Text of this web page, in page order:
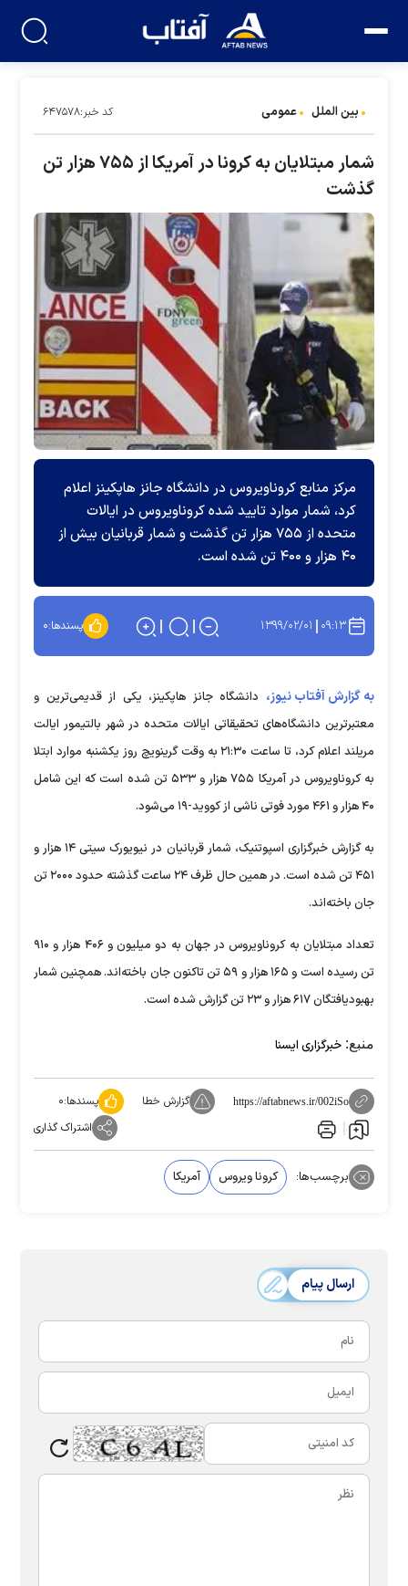
بین الملل عمومی کد خبر:۶۴۷۵۷۸
شمار مبتلایان به کرونا در آمریکا از ۷۵۵ هزار تن
گذشت
مرکز منابع کروناویروس در دانشگاه جانز هاپکینز اعلام
کرد، شمار موارد تایید شده کروناویروس در ایالات
متحده از ۷۵۵ هزار تن گذشت و شمار قربانیان بیش از
۴۰ هزار و ۴۰۰ تن شده است.
۰۹:۱۳ ۱۳۹۹/۰۲/۰۱ پسندها:۰
به گزارش آفتاب نیوز، دانشگاه جانز هاپکینز، یکی از قدیمی‌ترین و
معتبرترین دانشگاه‌های تحقیقاتی ایالات متحده در شهر بالتیمور ایالت
مریلند اعلام کرد، تا ساعت ۲۱:۳۰ به وقت گرینویچ روز یکشنبه موارد ابتلا
به کروناویروس در آمریکا ۷۵۵ هزار و ۵۳۳ تن شده است که این شامل
۴۰ هزار و ۴۶۱ مورد فوتی ناشی از کووید-۱۹ می‌شود.
به گزارش خبرگزاری اسپوتنیک، شمار قربانیان در نیویورک سیتی ۱۴ هزار و
۴۵۱ تن شده است. در همین حال ظرف ۲۴ ساعت گذشته حدود ۲۰۰۰ تن
جان باخته‌اند.
تعداد مبتلایان به کروناویروس در جهان به دو میلیون و ۴۰۶ هزار و ۹۱۰
تن رسیده است و ۱۶۵ هزار و ۵۹ تن تاکنون جان باخته‌اند. همچنین شمار
بهبودیافتگان ۶۱۷ هزار و ۲۳ تن گزارش شده است.
منبع: خبرگزاری ایسنا
https://aftabnews.ir/002iSo گزارش خطا پسندها:۰
اشتراک گذاری
برچسب‌ها: کرونا ویروس آمریکا
ارسال پیام